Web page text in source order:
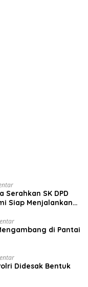
Serahkan SK DPD
Siap Menjalankan
di Pantai
Didesak Bentuk